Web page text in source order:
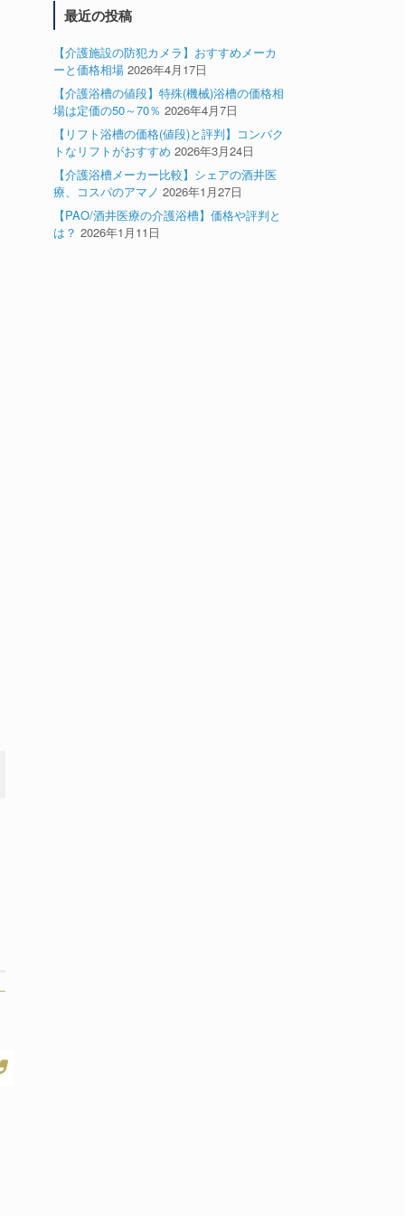
最近の投稿
【介護施設の防犯カメラ】おすすめメーカ
ーと価格相場 2026年4月17日
【介護浴槽の値段】特殊(機械)浴槽の価格相
場は定価の50～70％ 2026年4月7日
【リフト浴槽の価格(値段)と評判】コンパク
トなリフトがおすすめ 2026年3月24日
【介護浴槽メーカー比較】シェアの酒井医
療、コスパのアマノ 2026年1月27日
【PAO/酒井医療の介護浴槽】価格や評判と
は？ 2026年1月11日